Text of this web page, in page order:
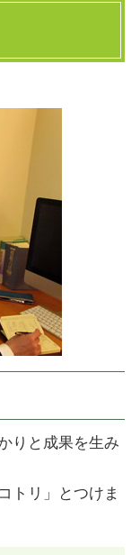
りと成果を生み
トリ」とつけま